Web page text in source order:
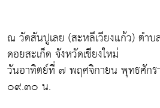
ณ วัดสันปูเลย (สะหลีเวียงแก้ว) ตำบ
ดอยสะเก็ด จังหวัดเชียงใหม่
วันอาทิตย์ที่ ๗ พฤศจิกายน พุทธศัก
๐๙.๓๐ น.